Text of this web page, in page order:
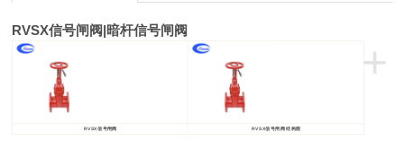
RVSX信号闸阀|暗杆信号闸阀
+
RVSX信号闸阀 RVSX信号闸阀 结构图